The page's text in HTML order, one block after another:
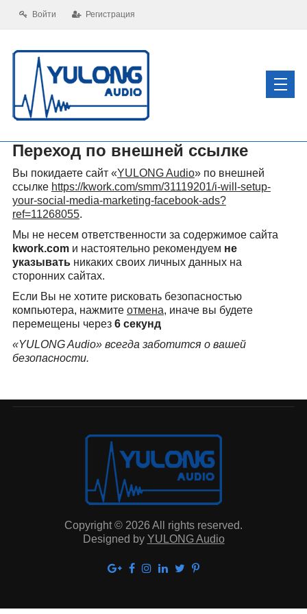
Войти Регистрация
Переход по внешней ссылке
Вы покидаете сайт «YULONG Audio» по внешней
ссылке https://kwork.com/smm/31119201/i-will-setup-
your-social-media-marketing-facebook-ads?
ref=11268055.
Мы не несем ответственности за содержимое сайта
kwork.comи настоятельно рекомендуем не
указыватьникаких своих личных данных на
сторонних сайтах.
Если Вы не хотите рисковать безопасностью
компьютера, нажмите отмена, иначе вы будете
перемещены через 6секунд
«YULONG Audio» всегда заботится о вашей
безопасности.
Copyright © 2026 All rights reserved.
Designed by YULONG Audio